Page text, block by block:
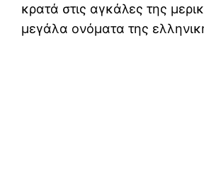
κρατά στις αγκάλες της
μεγάλα ονόματα της